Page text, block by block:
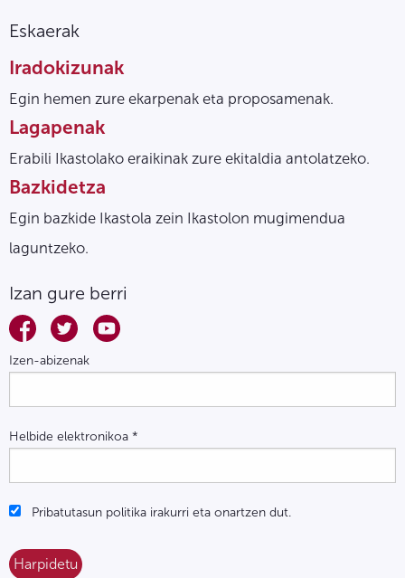
Eskaerak
Iradokizunak
Egin hemen zure ekarpenak eta proposamenak.
Lagapenak
Erabili Ikastolako eraikinak zure ekitaldia antolatzeko.
Bazkidetza
Egin bazkide Ikastola zein Ikastolon mugimendua
laguntzeko.
Izan gure berri
Izen-abizenak
Helbide elektronikoa *
Pribatutasun politika irakurri eta onartzen dut.